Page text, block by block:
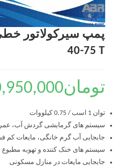
40-75 T
تومان
توان 1 اسب / 0.75 کیلووات
سیستم های گرمایشی گردش آب،
جابجایی آب گرم خانگی، مایعات کم
سیستم های خنک کننده و تهویه مطبوع
جابجایی مایعات در منازل مسکونی